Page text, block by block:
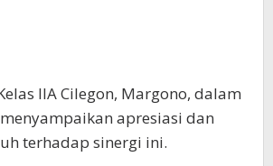
IIA Cilegon, Margono, dalam
apresiasi dan
terhadap sinergi ini.